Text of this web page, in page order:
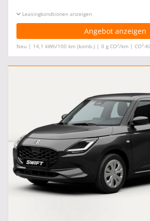
Leasingkonditionen ein-/ausblenden
Angebot anzeigen
Neu | 14,1 kWh/100 km (komb.) | 0 g CO2/km | CO2-